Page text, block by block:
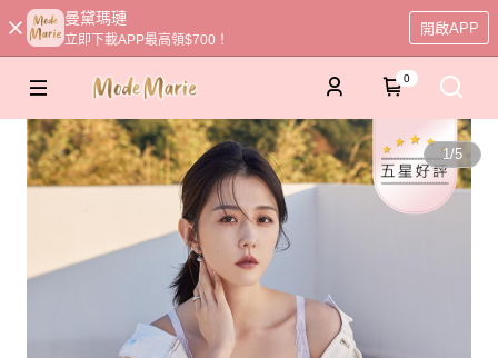
曼黛瑪璉
立即下載APP最高領$700！
開啟APP
0
1/5